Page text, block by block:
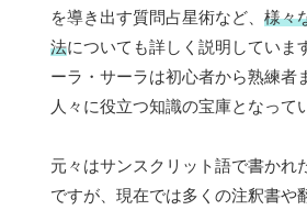
を導き出す質問占星術など、 様々
法についても詳しく説明していま
ーラ・サーラは初心者から熟練者
人々に役立つ知識の宝庫となって
元々はサンスクリット語で書かれ
ですが、現在では多くの注釈書や